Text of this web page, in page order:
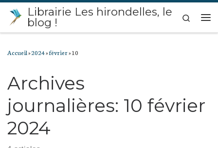
Passer au contenu
Librairie Les hirondelles, le
blog !
Search
Accueil»2024»février»10
Archives
journalières: 10 février
2024